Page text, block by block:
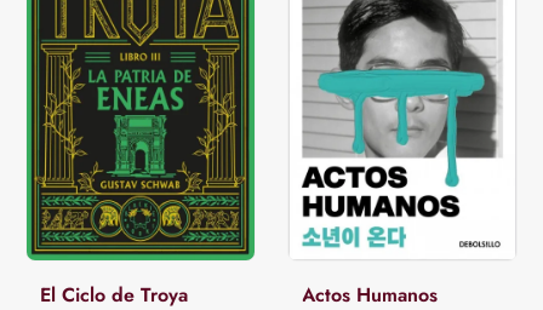
El Ciclo de Troya Actos Humanos